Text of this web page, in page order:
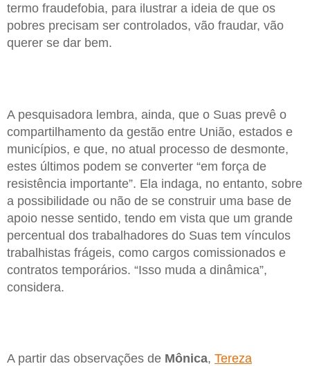
termo fraudefobia, para ilustrar a ideia de que os
pobres precisam ser controlados, vão fraudar, vão
querer se dar bem.
A pesquisadora lembra, ainda, que o Suas prevê o
compartilhamento da gestão entre União, estados e
municípios, e que, no atual processo de desmonte,
estes últimos podem se converter “em força de
resistência importante”. Ela indaga, no entanto, sobre
a possibilidade ou não de se construir uma base de
apoio nesse sentido, tendo em vista que um grande
percentual dos trabalhadores do Suas tem vínculos
trabalhistas frágeis, como cargos comissionados e
contratos temporários. “Isso muda a dinâmica”,
considera.
A partir das observações de Mônica, Tereza